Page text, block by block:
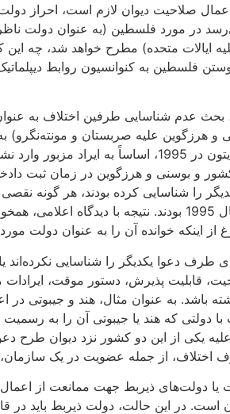
اعمال صلاحیت دیوان لازم است،
ایالات متحده) مطرح خواهد شد، چه این
بحث عدم شناسایی طرفین اختلاف به
هرزگوین علیه صربستان و مونته‌نگرو)
طرفین اختلاف در اثر انعقاد موافقتنامه
و بوسنی و هرزگوین در زمان ثبت
را شناسایی کرده بودند، هر گونه
ناشی از اعمال ادعایی ژنوسید پیش از سال 1995
از اینکه خوانده آن را به عنوان دولت
دعوا یکدیگر را شناسایی نکرده‌اند
قابلیت پذیرش، دستور موقت،
دولتی که هند یا جیبوتی آن را به رسمیت
یکی از این دو کشور نزد دیوان طرح
از جمله عضویت در یک سازمان،
یا دولت‌های ذیربط جهت ممانعت از
است. در این حالت، دولت ذیربط باید